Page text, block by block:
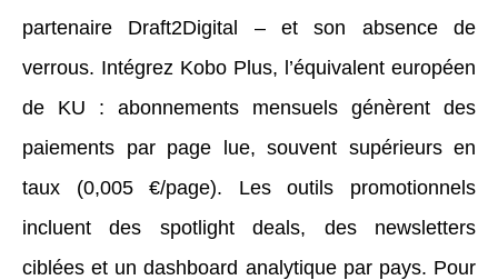
partenaire Draft2Digital – et son absence de
verrous. Intégrez Kobo Plus, l’équivalent européen
de KU : abonnements mensuels génèrent des
paiements par page lue, souvent supérieurs en
taux (0,005 €/page). Les outils promotionnels
incluent des spotlight deals, des newsletters
ciblées et un dashboard analytique par pays. Pour